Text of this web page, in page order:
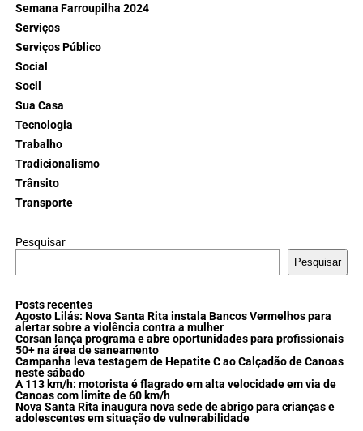
Semana Farroupilha 2024
Serviços
Serviços Público
Social
Socil
Sua Casa
Tecnologia
Trabalho
Tradicionalismo
Trânsito
Transporte
Pesquisar
Pesquisar
Posts recentes
Agosto Lilás: Nova Santa Rita instala Bancos Vermelhos para
alertar sobre a violência contra a mulher
Corsan lança programa e abre oportunidades para profissionais
50+ na área de saneamento
Campanha leva testagem de Hepatite C ao Calçadão de Canoas
neste sábado
A 113 km/h: motorista é flagrado em alta velocidade em via de
Canoas com limite de 60 km/h
Nova Santa Rita inaugura nova sede de abrigo para crianças e
adolescentes em situação de vulnerabilidade